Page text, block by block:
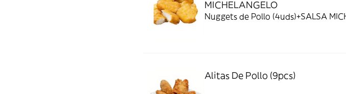
MICHELANGELO
Nuggets de Pollo (4uds)+SALSA
Alitas De Pollo (9pcs)